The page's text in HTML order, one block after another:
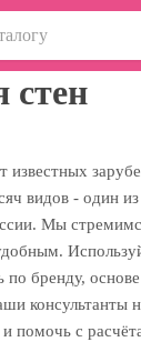
стен
известных
видов - один
Мы
по бренду,
консультанты
помочь с